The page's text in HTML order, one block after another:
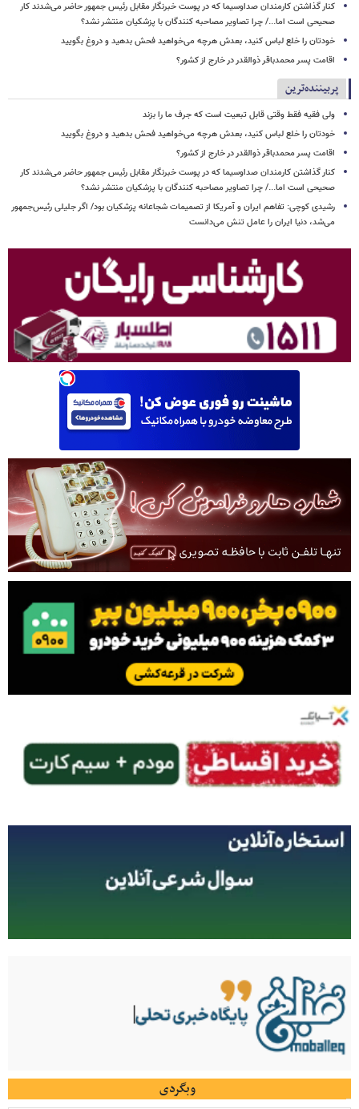
کنار گذاشتن کارمندان صداوسیما که در پوست خبرنگار مقابل رئیس جمهور حاضر می‌شدند کار
صحیحی است اما.../ چرا تصاویر مصاحبه کنندگان با پزشکیان منتشر نشد؟
خودتان را خلع لباس کنید، بعدش هرچه می‌خواهید فحش بدهید و دروغ بگویید
اقامت پسر محمدباقر ذوالقدر در خارج از کشور؟
پربیننده‌ترین
ولی فقیه فقط وقتی قابل تبعیت است که جرف ما را بزند
خودتان را خلع لباس کنید، بعدش هرچه می‌خواهید فحش بدهید و دروغ بگویید
اقامت پسر محمدباقر ذوالقدر در خارج از کشور؟
کنار گذاشتن کارمندان صداوسیما که در پوست خبرنگار مقابل رئیس جمهور حاضر می‌شدند کار
صحیحی است اما.../ چرا تصاویر مصاحبه کنندگان با پزشکیان منتشر نشد؟
رشیدی کوچی: تفاهم ایران و آمریکا از تصمیمات شجاعانه پزشکیان بود/ اگر جلیلی رئیس‌جمهور
می‌شد، دنیا ایران را عامل تنش می‌دانست
وبگردی